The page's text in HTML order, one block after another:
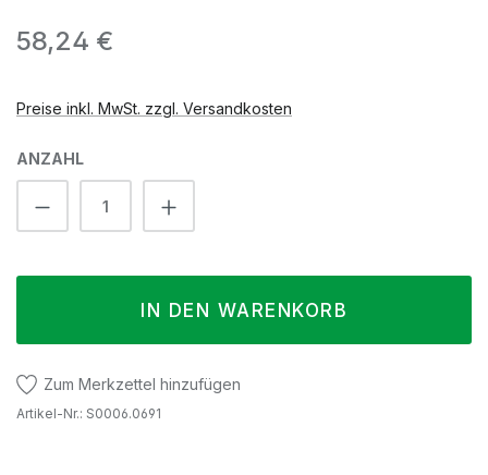
Regulärer Preis:
58,24 €
Preise inkl. MwSt. zzgl. Versandkosten
ANZAHL
Produkt Anzahl: Gib den gewünschten
IN DEN WARENKORB
Zum Merkzettel hinzufügen
Artikel-Nr.: S0006.0691